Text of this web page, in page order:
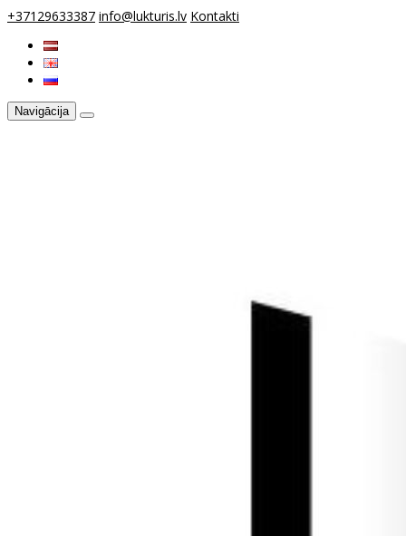
+37129633387 info@lukturis.lv Kontakti
Navigācija